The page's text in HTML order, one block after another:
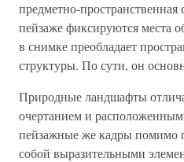
предметно-пространственная
пейзаже фиксируются места
в снимке преобладает
структуры. По сути, он
Природные ландшафты
очертанием и
пейзажные же кадры помимо
собой выразительными